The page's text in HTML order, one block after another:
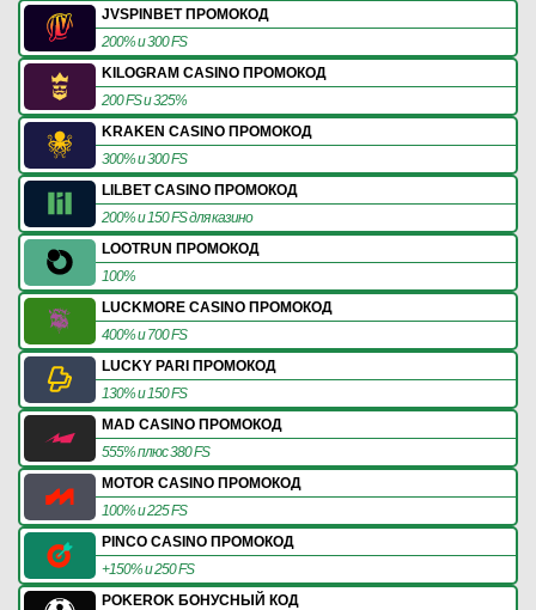
JVSPINBET ПРОМОКОД
200% и 300 FS
KILOGRAM CASINO ПРОМОКОД
200 FS и 325%
KRAKEN CASINO ПРОМОКОД
300% и 300 FS
LILBET CASINO ПРОМОКОД
200% и 150 FS для казино
LOOTRUN ПРОМОКОД
100%
LUCKMORE CASINO ПРОМОКОД
400% и 700 FS
LUCKY PARI ПРОМОКОД
130% и 150 FS
MAD CASINO ПРОМОКОД
555% плюс 380 FS
MOTOR CASINO ПРОМОКОД
100% и 225 FS
PINCO CASINO ПРОМОКОД
+150% и 250 FS
POKEROK БОНУСНЫЙ КОД